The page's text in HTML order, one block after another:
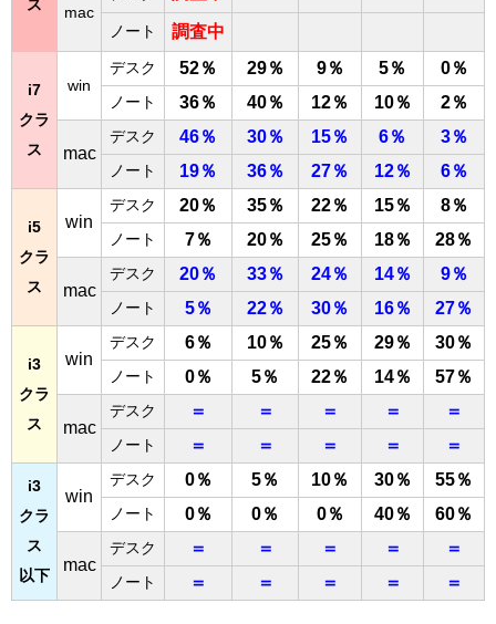
ス
mac
ノート 調査中
i7
クラ
ス
win
デスク 52％ 29％ 9％ 5％ 0％
ノート 36％ 40％ 12％ 10％ 2％
mac
デスク 46％ 30％ 15％ 6％ 3％
ノート 19％ 36％ 27％ 12％ 6％
i5
クラ
ス
win
デスク 20％ 35％ 22％ 15％ 8％
ノート 7％ 20％ 25％ 18％ 28％
mac
デスク 20％ 33％ 24％ 14％ 9％
ノート 5％ 22％ 30％ 16％ 27％
i3
クラ
ス
win
デスク 6％ 10％ 25％ 29％ 30％
ノート 0％ 5％ 22％ 14％ 57％
mac
デスク ＝ ＝ ＝ ＝ ＝
ノート ＝ ＝ ＝ ＝ ＝
i3
クラ
ス
以下
win
デスク 0％ 5％ 10％ 30％ 55％
ノート 0％ 0％ 0％ 40％ 60％
mac
デスク ＝ ＝ ＝ ＝ ＝
ノート ＝ ＝ ＝ ＝ ＝